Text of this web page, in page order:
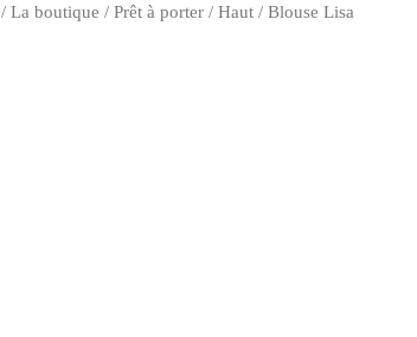
/ La boutique / Prêt à porter / Haut / Blouse Lisa